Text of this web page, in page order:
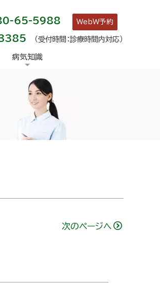
65-5988 WebW予約
（受付時間：診療時間内対応）
病気知識
次のページへ